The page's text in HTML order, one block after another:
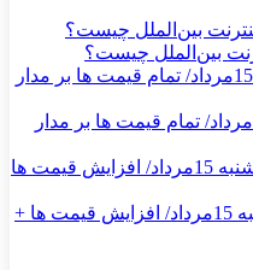
قیمت طلا و سکه امروز پنجشنبه 15مرداد/ تمام قیمت ها بر مدار
قیمت طلا، دلار و سکه امروز پنجشنبه 15مرداد/ افزایش قیمت ها +